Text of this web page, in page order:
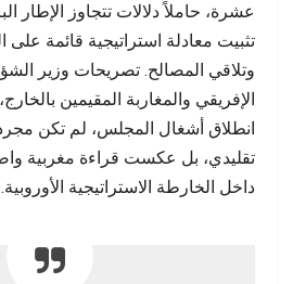
عشرة، حاملاً دلالات تتجاوز الإطار
تثبيت معادلة استراتيجية قائمة على
وتلاقي المصالح. تصريحات وزير
الإفريقي والمغاربة المقيمين
انطلاق أشغال المجلس، لم تكن
تقليدي، بل عكست قراءة مغربية
داخل الخارطة الاستراتيجية الأوروبية.